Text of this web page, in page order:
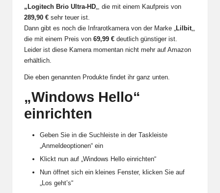
„Logitech Brio Ultra-HD „, die mit einem Kaufpreis von
289,90 € sehr teuer ist.
Dann gibt es noch die Infrarotkamera von der Marke „
Lilbit
die mit einem Preis von 69,99 € deutlich günstiger ist.
Leider ist diese Kamera momentan nicht mehr auf Amazon
erhältlich.
Die eben genannten Produkte findet ihr ganz unten.
„Windows Hello“
einrichten
Geben Sie in die Suchleiste in der Taskleiste
„Anmeldeoptionen“ ein
Klickt nun auf „Windows Hello einrichten“
Nun öffnet sich ein kleines Fenster, klicken Sie auf
„Los geht’s“